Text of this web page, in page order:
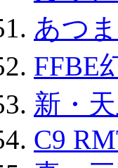
あつ
FFBE
新・
C9